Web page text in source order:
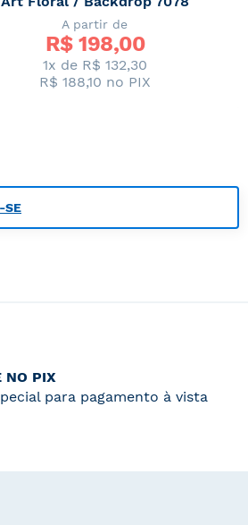
A partir de
R$ 198,00
1x de R$ 132,30
R$ 188,10 no PIX
SE
NO PIX
para pagamento à vista